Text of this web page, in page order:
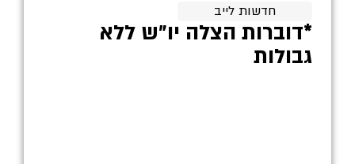
חדשות לייב
*דוברות הצלה יו״ש ללא
גבולות